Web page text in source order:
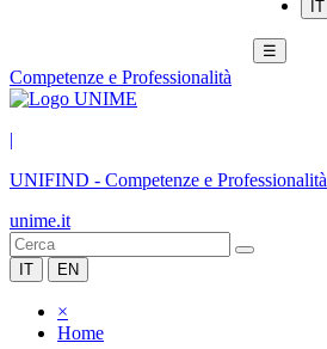
IT
☰
Competenze e Professionalità
|
UNIFIND - Competenze e Professionalità
unime.it
IT EN
×
Home